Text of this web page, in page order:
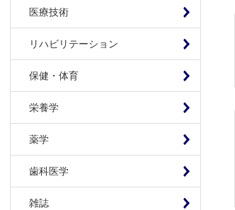
医療技術
リハビリテーション
保健・体育
栄養学
薬学
歯科医学
雑誌